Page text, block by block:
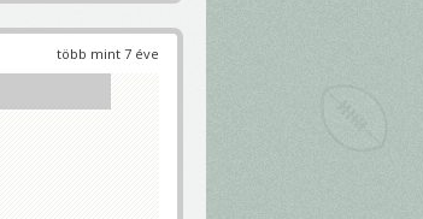
több mint 7 éve